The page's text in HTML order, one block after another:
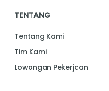
TENTANG
Tentang Kami
Tim Kami
Lowongan Pekerjaan